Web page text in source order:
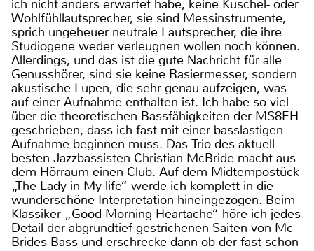
ich nicht anders erwartet habe, keine Kuschel- oder
Wohlfühllautsprecher, sie sind Messinstrumente,
sprich ungeheuer neutrale Lautsprecher, die ihre
Studiogene weder verleugnen wollen noch können.
Allerdings, und das ist die gute Nachricht für alle
Genusshörer, sind sie keine Rasiermesser, sondern
akustische Lupen, die sehr genau aufzeigen, was
auf einer Aufnahme enthalten ist. Ich habe so viel
über die theoretischen Bassfähigkeiten der MS8EH
geschrieben, dass ich fast mit einer basslastigen
Aufnahme beginnen muss. Das Trio des aktuell
besten Jazzbassisten Christian McBride macht aus
dem Hörraum einen Club. Auf dem Midtempostück
„The Lady in My life“ werde ich komplett in die
wunderschöne Interpretation hineingezogen. Beim
Klassiker „Good Morning Heartache“ höre ich jedes
Detail der abgrundtief gestrichenen Saiten von Mc-
Brides Bass und erschrecke dann ob der fast schon